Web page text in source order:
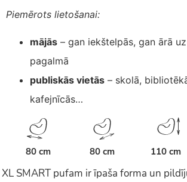
Piemērots lietošanai:
mājās – gan iekštelpās, gan ārā
pagalmā
publiskās vietās – skolā,
kafejnīcās…
80 cm 80 cm 110 cm
XL SMART pufam ir īpaša forma un